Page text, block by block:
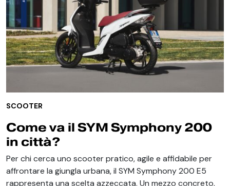
SCOOTER
Come va il SYM Symphony 200
in città?
Per chi cerca uno scooter pratico, agile e affidabile per
affrontare la giungla urbana, il SYM Symphony 200 E5
rappresenta una scelta azzeccata. Un mezzo concreto,